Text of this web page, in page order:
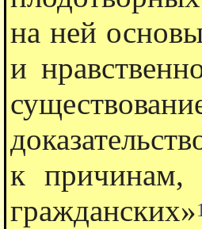
на ней
и
к причинам,
гражданских»